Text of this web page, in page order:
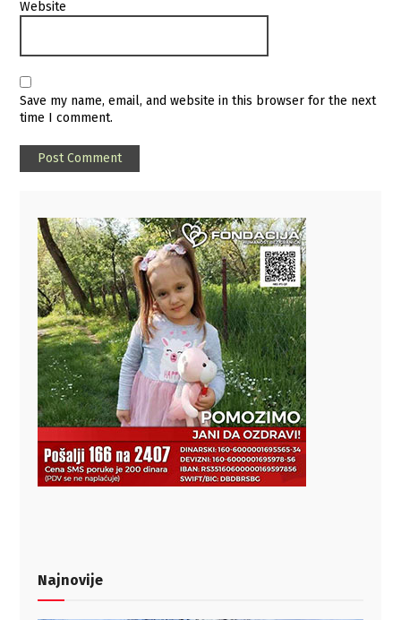
Website
Save my name, email, and website in this browser for the next
time I comment.
Najnovije